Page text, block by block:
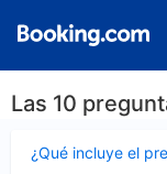
Las 10
¿Qué incluye el
cerrado